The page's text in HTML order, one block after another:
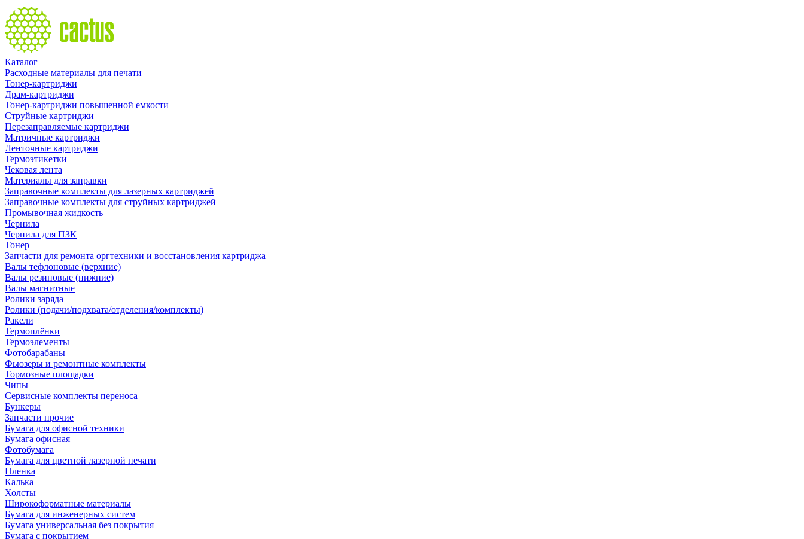
Каталог
Расходные материалы для печати
Тонер-картриджи
Драм-картриджи
Тонер-картриджи повышенной емкости
Струйные картриджи
Перезаправляемые картриджи
Матричные картриджи
Ленточные картриджи
Термоэтикетки
Чековая лента
Материалы для заправки
Заправочные комплекты для лазерных картриджей
Заправочные комплекты для струйных картриджей
Промывочная жидкость
Чернила
Чернила для ПЗК
Тонер
Запчасти для ремонта оргтехники и восстановления картриджа
Валы тефлоновые (верхние)
Валы резиновые (нижние)
Валы магнитные
Ролики заряда
Ролики (подачи/подхвата/отделения/комплекты)
Ракели
Термоплёнки
Термоэлементы
Фотобарабаны
Фьюзеры и ремонтные комплекты
Тормозные площадки
Чипы
Сервисные комплекты переноса
Бункеры
Запчасти прочие
Бумага для офисной техники
Бумага офисная
Фотобумага
Бумага для цветной лазерной печати
Пленка
Калька
Холсты
Широкоформатные материалы
Бумага для инженерных систем
Бумага универсальная без покрытия
Бумага с покрытием